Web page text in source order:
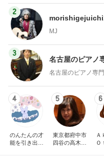
2
MJ
3
名古屋のピア
名古屋のピアノ専
4
のんたんの才
能を引き出す
5
東京都府中市
四谷の高木久
6
Ｏ